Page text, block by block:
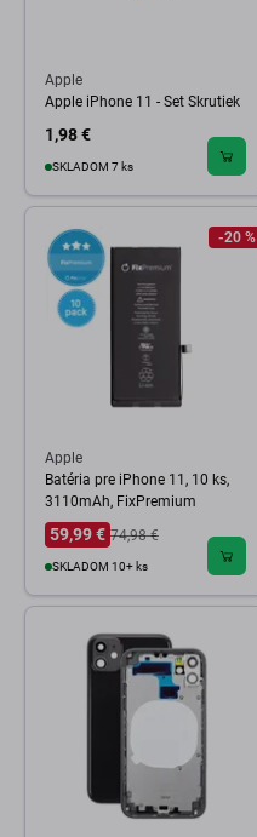
Apple
Apple iPhone 11 - Set Skrutiek
1,98 €
SKLADOM 7 ks
-20 %
Apple
Batéria pre iPhone 11, 10 ks,
3110mAh, FixPremium
59,99 € 74,98 €
SKLADOM 10+ ks